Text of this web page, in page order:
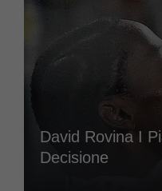
David Rovina I
Decisione